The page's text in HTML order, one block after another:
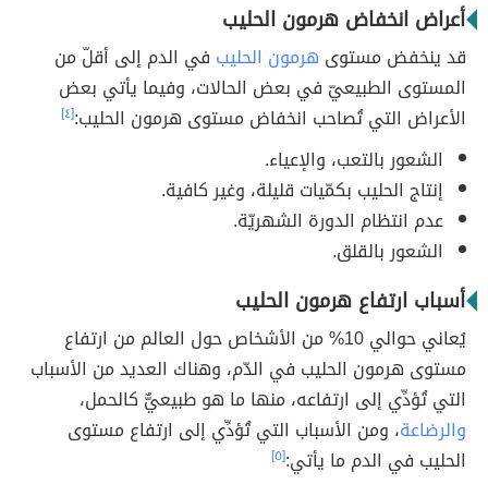
أعراض انخفاض هرمون الحليب
قد ينخفض مستوى هرمون الحليب في الدم إلى أقلّ من
المستوى الطبيعيّ في بعض الحالات، وفيما يأتي بعض
الأعراض التي تُصاحب انخفاض مستوى هرمون الحليب:[٤]
الشعور بالتعب، والإعياء.
إنتاج الحليب بكمّيات قليلة، وغير كافية.
عدم انتظام الدورة الشهريّة.
الشعور بالقلق.
أسباب ارتفاع هرمون الحليب
يُعاني حوالي 10% من الأشخاص حول العالم من ارتفاع
مستوى هرمون الحليب في الدّم، وهناك العديد من الأسباب
التي تُؤدِّي إلى ارتفاعه، منها ما هو طبيعيٌّ كالحمل،
والرضاعة، ومن الأسباب التي تُؤدِّي إلى ارتفاع مستوى
الحليب في الدم ما يأتي:[٥]